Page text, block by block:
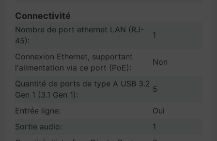
Connectivité
Nombre de port ethernet LAN (RJ-
45):
1
Connexion Ethernet, supportant
l'alimentation via ce port (PoE):
Non
Quantité de ports de type A USB 3.2
Gen 1 (3.1 Gen 1):
5
Entrée ligne:
Oui
Sortie audio:
1